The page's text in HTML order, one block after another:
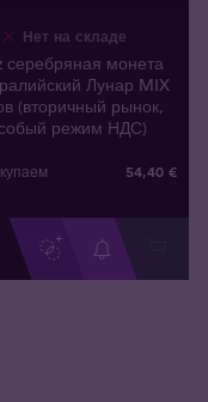
Нет на складе
серебряная монета
Лунар MIX
(вторичный рынок,
режим НДС)
54,40 €